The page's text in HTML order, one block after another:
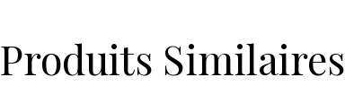
Produits Similaires